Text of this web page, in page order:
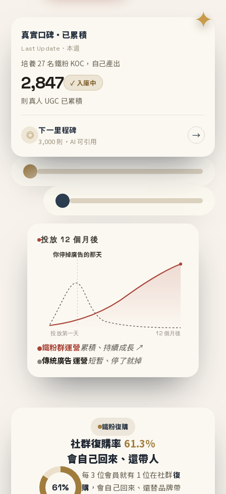
✦
真實口碑・已累積
Last Update・本週
培養 27 名鐵粉 KOC，自己產出
2,847 ✓ 入庫中
則真人 UGC 已累積
◎ 下一里程碑
3,000 則・AI 可引用
→
投放 12 個月後
你停掉廣告的那天
投放第一天 12 個月後
鐵粉群運營累積、持續成長 ↗
傳統廣告運營短暫、停了就掉
鐵粉復購
社群復購率 61.3%
會自己回來、還帶人
61%
每 3 位會員就有 1 位在社群復
購 ，會自己回來、還替品牌帶